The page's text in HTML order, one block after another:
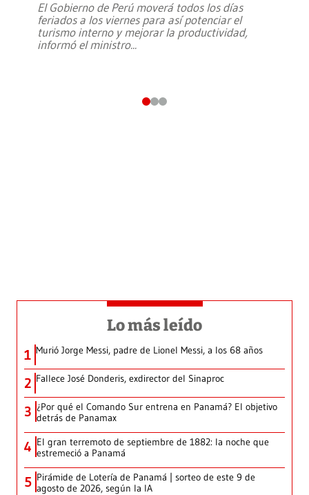
El Gobierno de Perú moverá todos los días
feriados a los viernes para así potenciar el
turismo interno y mejorar la productividad,
informó el ministro...
Lo más leído
1 Murió Jorge Messi, padre de Lionel Messi, a los 68 años
2 Fallece José Donderis, exdirector del Sinaproc
3 ¿Por qué el Comando Sur entrena en Panamá? El objetivo
detrás de Panamax
4 El gran terremoto de septiembre de 1882: la noche que
estremeció a Panamá
5 Pirámide de Lotería de Panamá | sorteo de este 9 de
agosto de 2026, según la IA